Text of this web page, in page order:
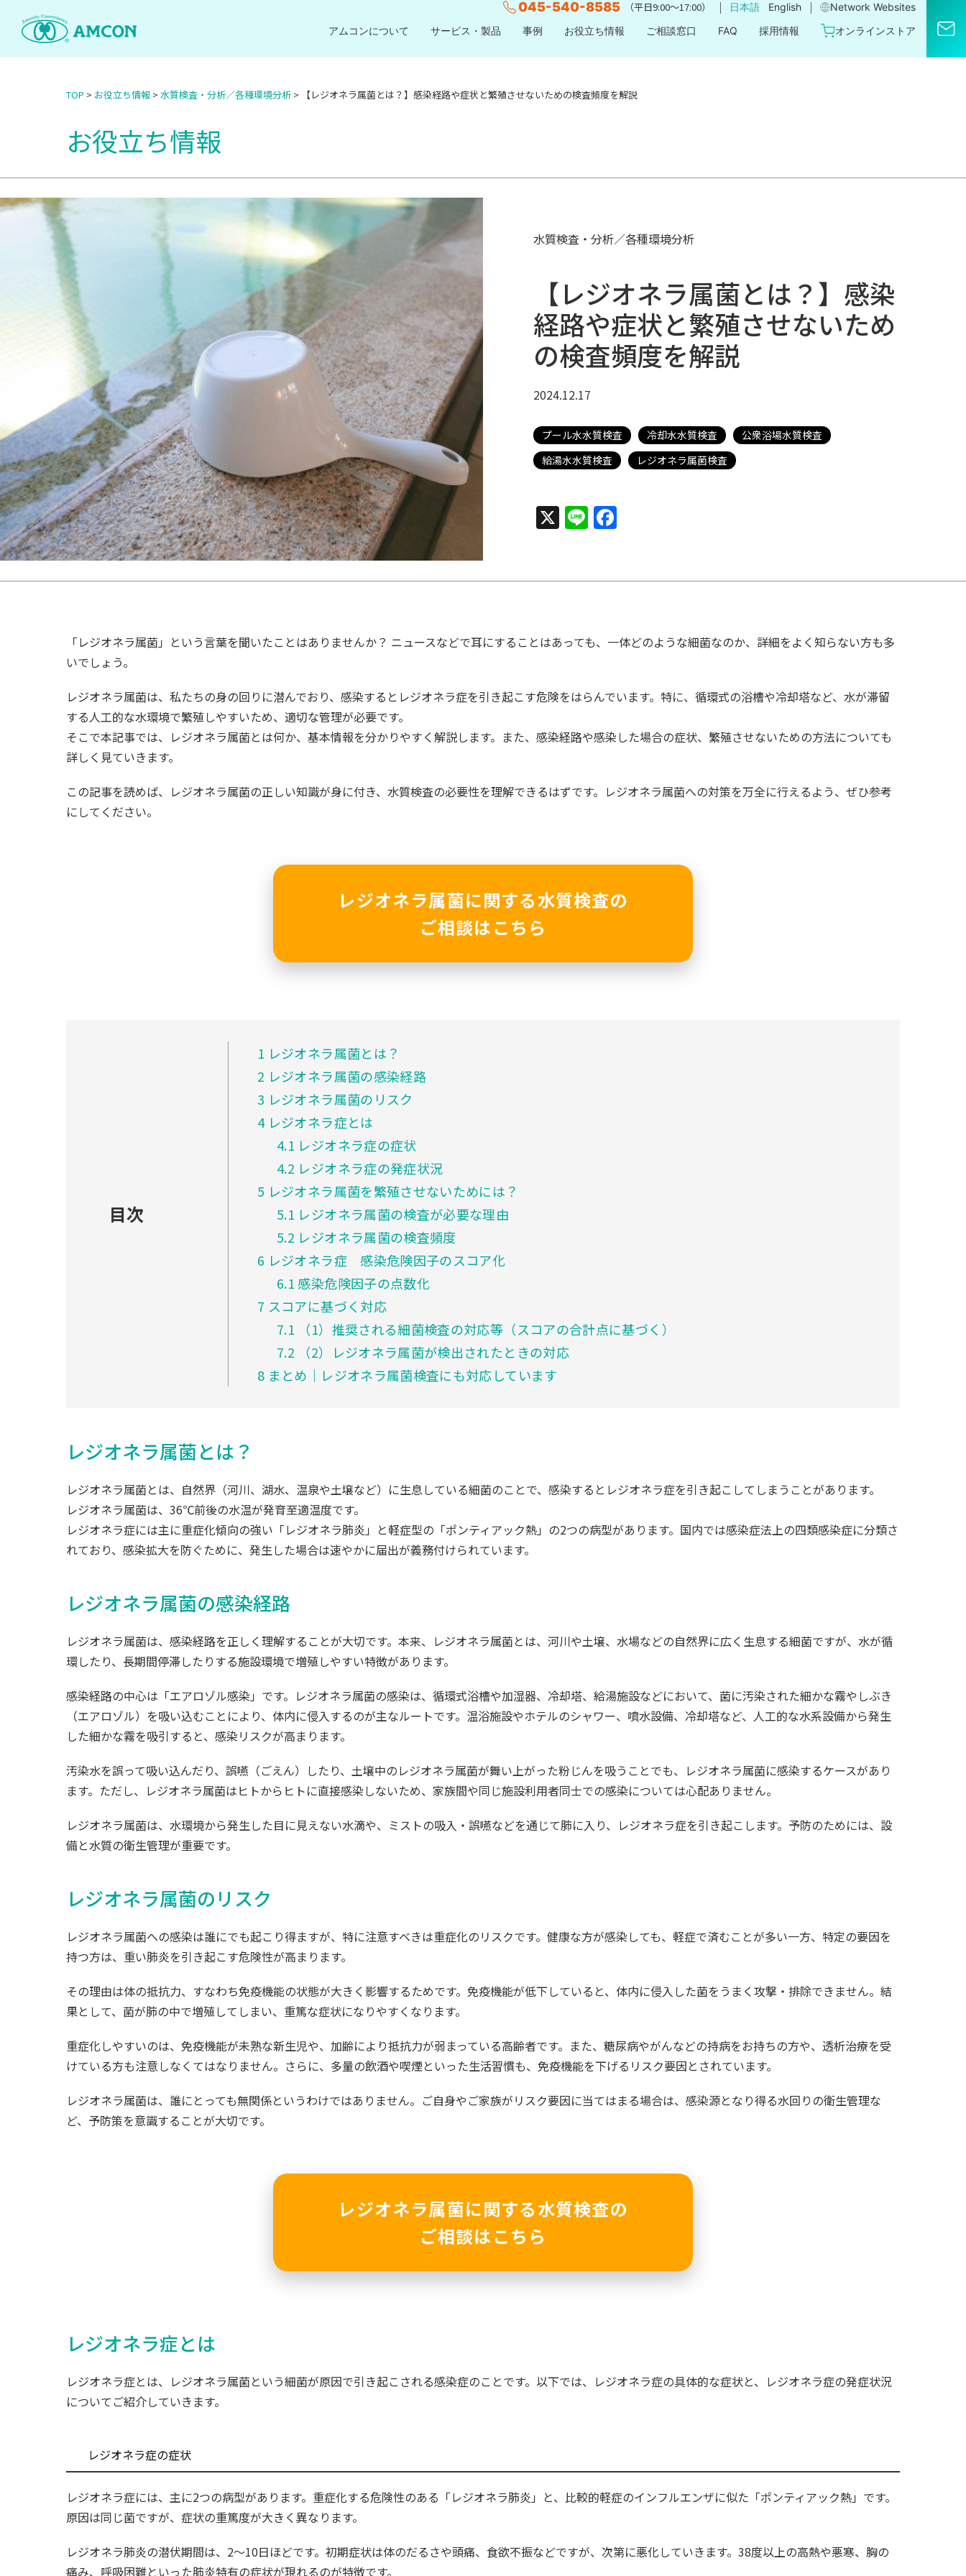
045-540-8585 （平日9:00〜17:00） ｜ 日本語 English ｜
Network Websites​
アムコンについて
サービス・製品 事例 お役立ち情報 ご相談窓口 FAQ 採用情報 オンラインストア
TOP > お役立ち情報 > 水質検査・分析／各種環境分析 > 【レジオネラ属菌とは？】感染経路や症状と繁殖させないための検査頻度を解説
お役立ち情報
水質検査・分析／各種環境分析
【レジオネラ属菌とは？】感染
経路や症状と繁殖させないため
の検査頻度を解説
2024.12.17
プール水水質検査 冷却水水質検査
公衆浴場水質検査
給湯水水質検査
レジオネラ属菌検査
X Line
「レジオネラ属菌」という言葉を聞いたことはありませんか？ ニュースなどで耳にすることはあっても、一体どのような細菌なのか、詳細をよく知らない方も多
いでしょう。
レジオネラ属菌は、私たちの身の回りに潜んでおり、感染するとレジオネラ症を引き起こす危険をはらんでいます。特に、循環式の浴槽や冷却塔など、水が滞留
する人工的な水環境で繁殖しやすいため、適切な管理が必要です。
そこで本記事では、レジオネラ属菌とは何か、基本情報を分かりやすく解説します。また、感染経路や感染した場合の症状、繁殖させないための方法についても
詳しく見ていきます。
この記事を読めば、レジオネラ属菌の正しい知識が身に付き、水質検査の必要性を理解できるはずです。レジオネラ属菌への対策を万全に行えるよう、ぜひ参考
にしてください。
レジオネラ属菌に関する水質検査の
ご相談はこちら
目次
1 レジオネラ属菌とは？
2 レジオネラ属菌の感染経路
3 レジオネラ属菌のリスク
4レジオネラ症とは
4.1 レジオネラ症の症状
4.2 レジオネラ症の発症状況
5 レジオネラ属菌を繁殖させないためには？
5.1 レジオネラ属菌の検査が必要な理由
5.2 レジオネラ属菌の検査頻度
6 レジオネラ症 感染危険因子のスコア化
6.1感染危険因子の点数化
7 スコアに基づく対応
7.1 （1）推奨される細菌検査の対応等（スコアの合計点に基づく）
7.2 （2）レジオネラ属菌が検出されたときの対応
8 まとめ│レジオネラ属菌検査にも対応しています
レジオネラ属菌とは？
レジオネラ属菌とは、自然界（河川、湖水、温泉や土壌など）に生息している細菌のことで、感染するとレジオネラ症を引き起こしてしまうことがあります。
レジオネラ属菌は、36℃前後の水温が発育至適温度です。
レジオネラ症には主に重症化傾向の強い「レジオネラ肺炎」と軽症型の「ポンティアック熱」の2つの病型があります。国内では感染症法上の四類感染症に分類さ
れており、感染拡大を防ぐために、発生した場合は速やかに届出が義務付けられています。
レジオネラ属菌の感染経路
レジオネラ属菌は、感染経路を正しく理解することが大切です。本来、レジオネラ属菌とは、河川や土壌、水場などの自然界に広く生息する細菌ですが、水が循
環したり、長期間停滞したりする施設環境で増殖しやすい特徴があります。
感染経路の中心は「エアロゾル感染」です。レジオネラ属菌の感染は、循環式浴槽や加湿器、冷却塔、給湯施設などにおいて、菌に汚染された細かな霧やしぶき
（エアロゾル）を吸い込むことにより、体内に侵入するのが主なルートです。温浴施設やホテルのシャワー、噴水設備、冷却塔など、人工的な水系設備から発生
した細かな霧を吸引すると、感染リスクが高まります。
汚染水を誤って吸い込んだり、誤嚥（ごえん）したり、土壌中のレジオネラ属菌が舞い上がった粉じんを吸うことでも、レジオネラ属菌に感染するケースがあり
ます。ただし、レジオネラ属菌はヒトからヒトに直接感染しないため、家族間や同じ施設利用者同士での感染については心配ありません。
レジオネラ属菌は、水環境から発生した目に見えない水滴や、ミストの吸入・誤嚥などを通じて肺に入り、レジオネラ症を引き起こします。予防のためには、設
備と水質の衛生管理が重要です。
レジオネラ属菌のリスク
レジオネラ属菌への感染は誰にでも起こり得ますが、特に注意すべきは重症化のリスクです。健康な方が感染しても、軽症で済むことが多い一方、特定の要因を
持つ方は、重い肺炎を引き起こす危険性が高まります。
その理由は体の抵抗力、すなわち免疫機能の状態が大きく影響するためです。免疫機能が低下していると、体内に侵入した菌をうまく攻撃・排除できません。結
果として、菌が肺の中で増殖してしまい、重篤な症状になりやすくなります。
重症化しやすいのは、免疫機能が未熟な新生児や、加齢により抵抗力が弱まっている高齢者です。また、糖尿病やがんなどの持病をお持ちの方や、透析治療を受
けている方も注意しなくてはなりません。さらに、多量の飲酒や喫煙といった生活習慣も、免疫機能を下げるリスク要因とされています。
レジオネラ属菌は、誰にとっても無関係というわけではありません。ご自身やご家族がリスク要因に当てはまる場合は、感染源となり得る水回りの衛生管理な
ど、予防策を意識することが大切です。
レジオネラ属菌に関する水質検査の
ご相談はこちら
レジオネラ症とは
レジオネラ症とは、レジオネラ属菌という細菌が原因で引き起こされる感染症のことです。以下では、レジオネラ症の具体的な症状と、レジオネラ症の発症状況
についてご紹介していきます。
レジオネラ症の症状
レジオネラ症には、主に2つの病型があります。重症化する危険性のある「レジオネラ肺炎」と、比較的軽症のインフルエンザに似た「ポンティアック熱」です。
原因は同じ菌ですが、症状の重篤度が大きく異なります。
レジオネラ肺炎の潜伏期間は、2～10日ほどです。初期症状は体のだるさや頭痛、食欲不振などですが、次第に悪化していきます。38度以上の高熱や悪寒、胸の
痛み、呼吸困難といった肺炎特有の症状が現れるのが特徴です。